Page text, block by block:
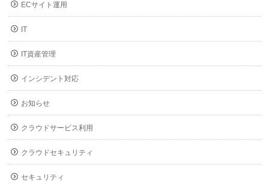
ECサイト運用
IT
IT資産管理
インシデント対応
お知らせ
クラウドサービス利用
クラウドセキュリティ
セキュリティ